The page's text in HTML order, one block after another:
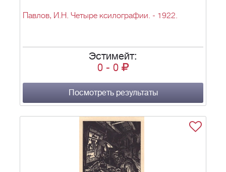
Павлов, И.Н. Четыре ксилографии. - 1922.
Эстимейт:
0 - 0
Посмотреть результаты